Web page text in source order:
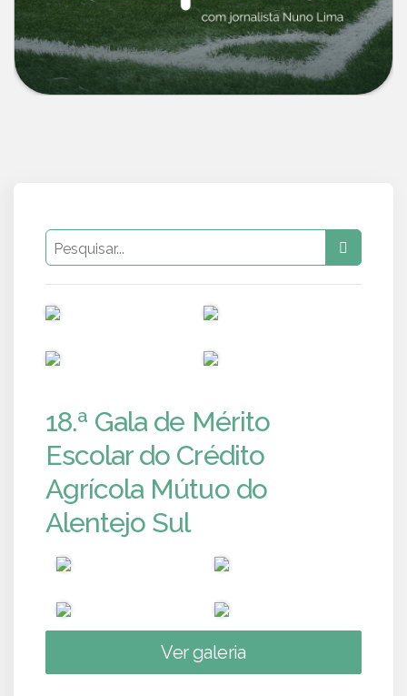
18.ª Gala de Mérito
Escolar do Crédito
Agrícola Mútuo do
Alentejo Sul
Ver galeria